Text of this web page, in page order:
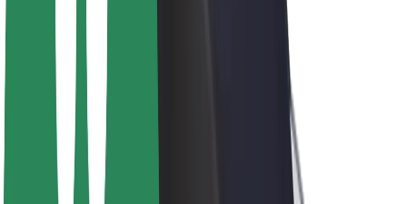
แฟรนไชส์
งาน
เกี่ยวกับ Bolt